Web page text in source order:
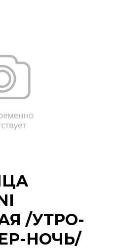
/УТРО-
НОЧЬ/